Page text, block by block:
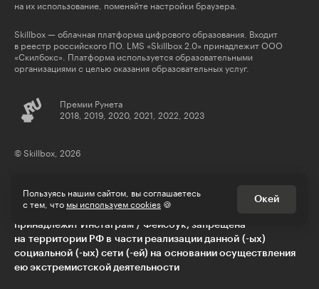
на их использование, поменяйте настройки браузера.
Skillbox — облачная платформа цифрового образования. Входит
в реестр российского ПО. LMS «Skillbox 2.0» принадлежит ООО
«Скилбокс». Платформа используется образовательными
организациями с целью оказания образовательных услуг.
Премии Рунета
2018, 2019, 2020, 2021, 2022, 2023
© Skillbox, 2026
** деятельность компании Meta Platforms Inc., которой
принадлежит Инстаграм / Фейсбук, запрещена
на территории РФ в части реализации данной (-ых)
социальной (-ых) сети (-ей) на основании осуществления
ею экстремистской деятельности
Пользуясь нашим сайтом, вы соглашаетесь
с тем, что мы используем cookies 🍪
Окей